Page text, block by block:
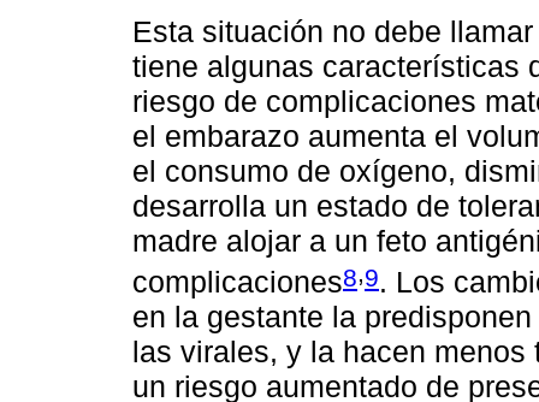
Esta situación no debe
tiene algunas características
riesgo de complicaciones
el embarazo aumenta el
el consumo de oxígeno,
desarrolla un estado de
madre alojar a un feto
complicaciones8,9. Los
en la gestante la
las virales, y la hacen
un riesgo aumentado de